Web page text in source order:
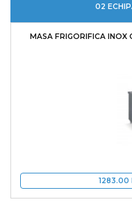
02
MASA FRIGORIFICA INOX
1283.00